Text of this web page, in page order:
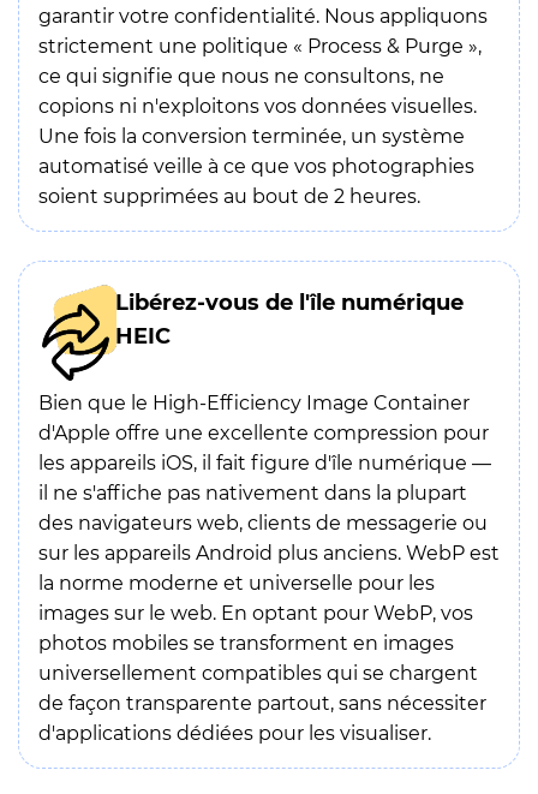
garantir votre confidentialité. Nous appliquons
strictement une politique « Process & Purge »,
ce qui signifie que nous ne consultons, ne
copions ni n'exploitons vos données visuelles.
Une fois la conversion terminée, un système
automatisé veille à ce que vos photographies
soient supprimées au bout de 2 heures.
Libérez-vous de l'île numérique
HEIC
Bien que le High-Efficiency Image Container
d'Apple offre une excellente compression pour
les appareils iOS, il fait figure d'île numérique —
il ne s'affiche pas nativement dans la plupart
des navigateurs web, clients de messagerie ou
sur les appareils Android plus anciens. WebP est
la norme moderne et universelle pour les
images sur le web. En optant pour WebP, vos
photos mobiles se transforment en images
universellement compatibles qui se chargent
de façon transparente partout, sans nécessiter
d'applications dédiées pour les visualiser.